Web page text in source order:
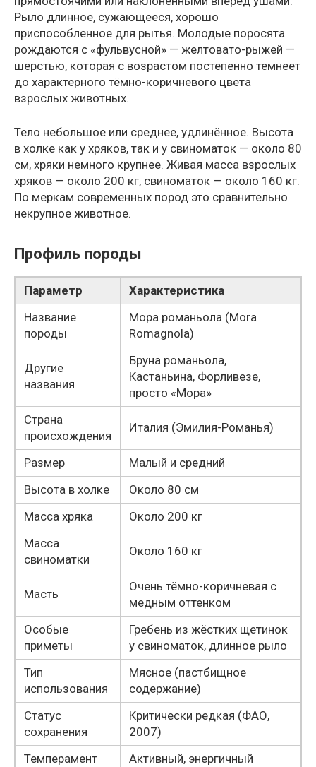
Рыло длинное, сужающееся, хорошо
приспособленное для рытья. Молодые поросята
рождаются с «фульвусной» — желтовато-рыжей —
шерстью, которая с возрастом постепенно темнеет
до характерного тёмно-коричневого цвета
взрослых животных.
Тело небольшое или среднее, удлинённое. Высота
в холке как у хряков, так и у свиноматок — около 80
см, хряки немного крупнее. Живая масса взрослых
хряков — около 200 кг, свиноматок — около 160 кг.
По меркам современных пород это сравнительно
некрупное животное.
Профиль породы
Параметр
Характеристика
Название
породы
Мора романьола (Mora
Romagnola)
Другие
названия
Бруна романьола,
Кастаньина, Форливезе,
просто «Мора»
Страна
происхождения
Италия (Эмилия-Романья)
Размер
Малый и средний
Высота в холке
Около 80 см
Масса хряка
Около 200 кг
Масса
свиноматки
Около 160 кг
Масть
Очень тёмно-коричневая с
медным оттенком
Особые
приметы
Гребень из жёстких щетинок
у свиноматок, длинное рыло
Тип
использования
Мясное (пастбищное
содержание)
Статус
сохранения
Критически редкая (ФАО,
2007)
Темперамент
Активный, энергичный